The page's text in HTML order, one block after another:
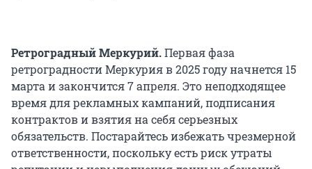
Ретроградный Меркурий.Первая фаза
ретроградности Меркурия в 2025 году начнется 15
марта и закончится 7 апреля. Это неподходящее
время для рекламных кампаний, подписания
контрактов и взятия на себя серьезных
обязательств. Постарайтесь избежать чрезмерной
ответственности, поскольку есть риск утраты